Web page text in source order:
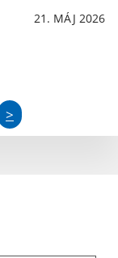
21. MÁJ 2026
>